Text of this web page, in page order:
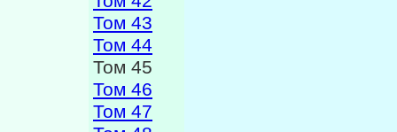
Том 43
Том 44
Том 45
Том 46
Том 47